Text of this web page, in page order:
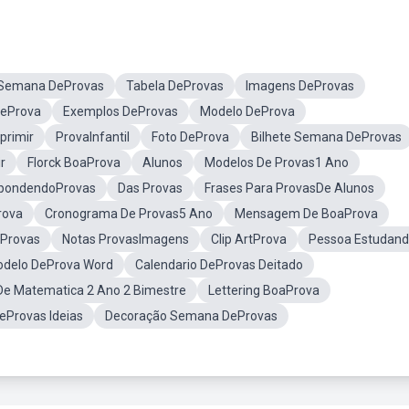
DeProvas Tabela DeProvas
Imagens DeProvas
Exemplos DeProvas
Modelo DeProva
ProvaInfantil Foto DeProva
Bilhete Semana DeProvas
Florck BoaProva Alunos
Modelos De Provas1 Ano
Das Provas
Frases Para ProvasDe Alunos
Cronograma De Provas5 Ano
Mensagem De BoaProva
Notas ProvasImagens Clip ArtProva
Pessoa
DeProva Word
Calendario DeProvas Deitado
Matematica 2 Ano 2 Bimestre
Lettering BoaProva
Ideias
Decoração Semana DeProvas